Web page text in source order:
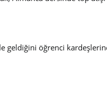
geldiğini öğrenci